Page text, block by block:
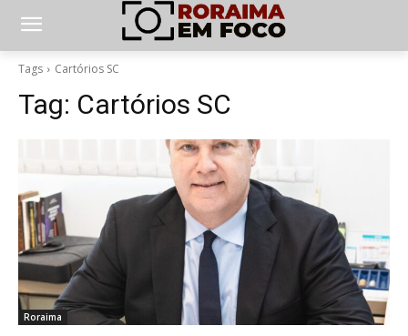
Tags Cartórios SC
Tag: Cartórios SC
Roraima